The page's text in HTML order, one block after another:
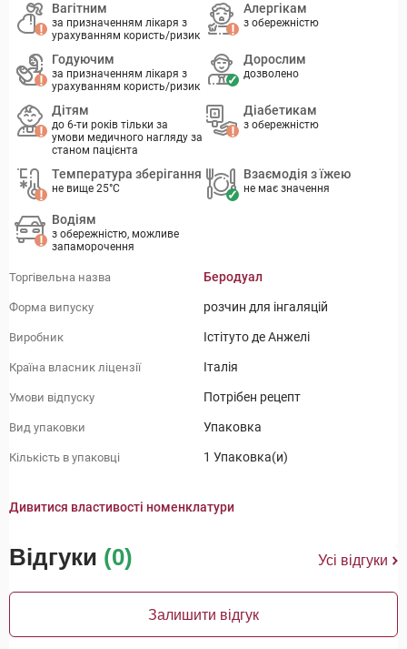
Вагітним
за призначенням лікаря з
урахуванням користь/ризик
Алергікам
з обережністю
Годуючим
за призначенням лікаря з
урахуванням користь/ризик
Дорослим
дозволено
Дітям
до 6-ти років тільки за
умови медичного нагляду за
станом пацієнта
Діабетикам
з обережністю
Температура зберігання
не вище 25°C
Взаємодія з їжею
не має значення
Водіям
з обережністю, можливе
запаморочення
Торгівельна назва Беродуал
Форма випуску розчин для інгаляцій
Виробник Істітуто де Анжелі
Країна власник ліцензії Італія
Умови відпуску Потрібен рецепт
Вид упаковки Упаковка
Кількість в упаковці 1 Упаковка(и)
Дивитися властивості номенклатури
Відгуки (0) Усі відгуки
Залишити відгук